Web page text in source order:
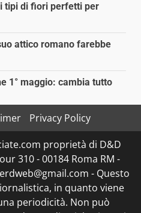
tipi di fiori perfetti per
attico romano farebbe
1° maggio: cambia tutto
Privacy Policy
proprietà di D&D
310 - 00184 Roma RM -
- Questo
in quanto viene
periodicità. Non può